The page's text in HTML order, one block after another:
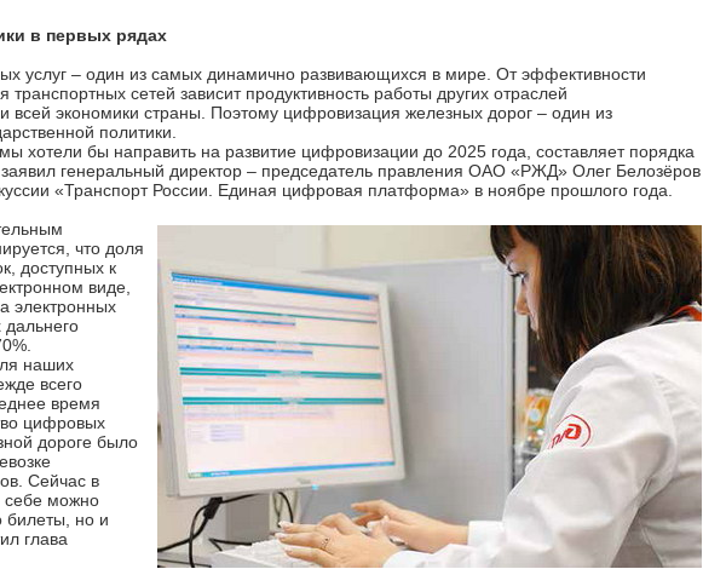
в первых рядах
услуг – один из самых динамично развивающихся в мире. От эффективности
сетей зависит продуктивность работы других отраслей
всей экономики страны. Поэтому цифровизация железных дорог – один из
политики.
хотели бы направить на развитие цифровизации до 2025 года, составляет порядка
генеральный директор – председатель правления ОАО «РЖД» Олег Белозёров
«Транспорт России. Единая цифровая платформа» в ноябре прошлого года.
что доля
доступных к
виде,
электронных
дальнего
наших
всего
время
цифровых
дороге было
Сейчас в
себе можно
билеты, но и
глава